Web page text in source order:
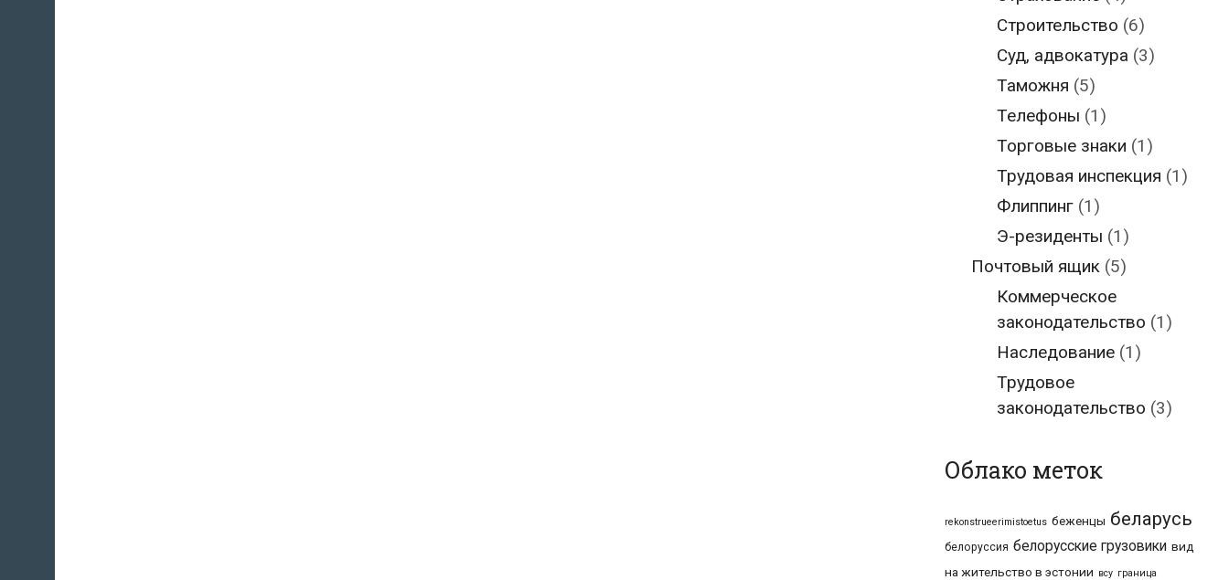
Строительство (6)
Суд, адвокатура (3)
Таможня (5)
Телефоны (1)
Торговые знаки (1)
Трудовая инспекция (1)
Флиппинг (1)
Э-резиденты (1)
Почтовый ящик(5)
Коммерческое
законодательство (1)
Наследование (1)
Трудовое
законодательство (3)
Облако меток
rekonstrueerimistoetus беженцы беларусь
белоруссия белорусские грузовики вид
на жительство в эстонии всу граница